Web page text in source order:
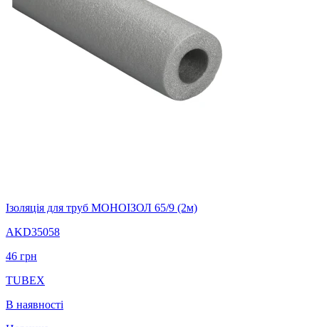
Ізоляція для труб МОНОІЗОЛ 65/9 (2м)
AKD35058
46 грн
TUBEX
В наявності